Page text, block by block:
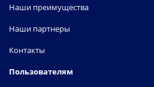
Наши преимущества
Наши партнеры
Контакты
Пользователям